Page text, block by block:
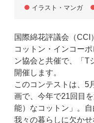
イラスト・マンガ
国際綿花評議会（CCI
コットン・インコー
ン協会と共催で、「T
開催します。
このコンテストは、5
画で、今年で21回目
能）なコットン」。
我々の暮らしに欠か